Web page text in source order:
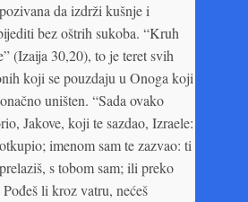
da izdrži kušnje i
bez oštrih sukoba. “Kruh
(Izaija 30,20), to je teret svih
koji se pouzdaju u Onoga koji
uništen. “Sada ovako
Jakove, koji te sazdao, Izraele:
imenom sam te zazvao: ti
s tobom sam; ili preko
li kroz vatru, nećeš